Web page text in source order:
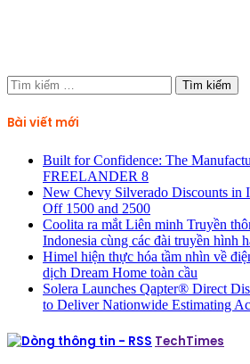
Tìm
kiếm
cho:
Bài viết mới
Built for Confidence: The
FREELANDER 8
New Chevy Silverado Discounts in
Off 1500 and 2500
Coolita ra mắt Liên minh Truyền
Indonesia cùng các đài truyền hình
Himel hiện thực hóa tầm nhìn về
dịch Dream Home toàn cầu
Solera Launches Qapter® Direct
to Deliver Nationwide Estimating
TechTimes